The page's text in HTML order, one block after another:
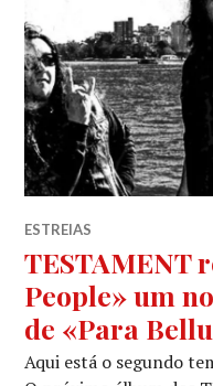
ESTREIAS
TESTAMENT
People» um
de «Para
Aqui está o segundo